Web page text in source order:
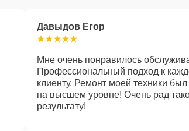
Давыдов Егор
Мне очень понравилось
Профессиональный подход к
клиенту. Ремонт моей техники
на высшем уровне! Очень рад
результату!